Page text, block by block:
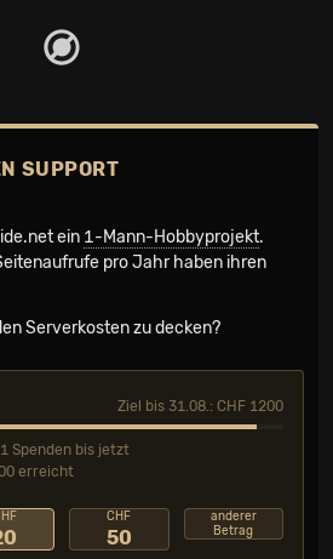
SUPPORT
ein 1-Mann-Hobbyprojekt.
pro Jahr haben ihren
Serverkosten zu decken?
Ziel bis 31.08.: CHF 1200
Spenden bis jetzt
erreicht
CHF
50
anderer
Betrag